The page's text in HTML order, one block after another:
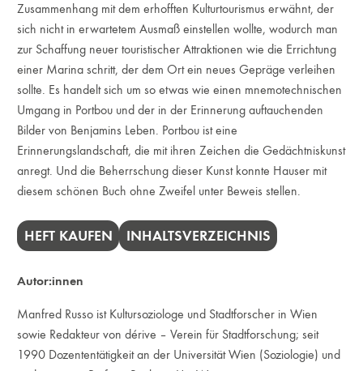
Zusammenhang mit dem erhofften Kulturtourismus erwähnt, der
sich nicht in erwartetem Ausmaß einstellen wollte, wodurch man
zur Schaffung neuer touristischer Attraktionen wie die Errichtung
einer Marina schritt, der dem Ort ein neues Gepräge verleihen
sollte. Es handelt sich um so etwas wie einen mnemotechnischen
Umgang in Portbou und der in der Erinnerung auftauchenden
Bilder von Benjamins Leben. Portbou ist eine
Erinnerungslandschaft, die mit ihren Zeichen die Gedächtniskunst
anregt. Und die Beherrschung dieser Kunst konnte Hauser mit
diesem schönen Buch ohne Zweifel unter Beweis stellen.
HEFT KAUFEN INHALTSVERZEICHNIS
Autor:innen
Manfred Russo ist Kultursoziologe und Stadtforscher in Wien
sowie Redakteur von dérive – Verein für Stadtforschung; seit
1990 Dozententätigkeit an der Universität Wien (Soziologie) und